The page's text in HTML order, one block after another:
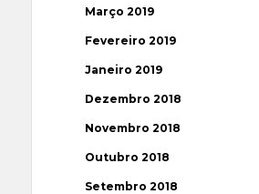
Março 2019
Fevereiro 2019
Janeiro 2019
Dezembro 2018
Novembro 2018
Outubro 2018
Setembro 2018